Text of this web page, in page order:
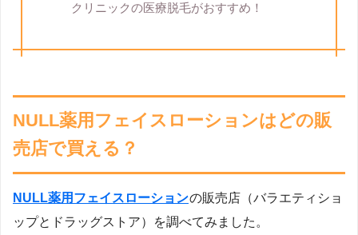
クリニックの医療脱毛がおすすめ！
NULL薬用フェイスローションはどの販
売店で買える？
NULL薬用フェイスローションの販売店（バラエティショ
ップとドラッグストア）を調べてみました。